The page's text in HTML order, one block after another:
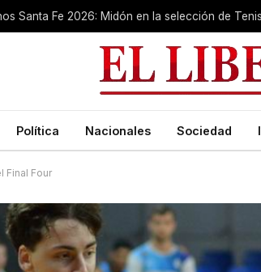
Santa Fe 2026: Midón en la selección de Tenis
Política Nacionales Sociedad
Final Four